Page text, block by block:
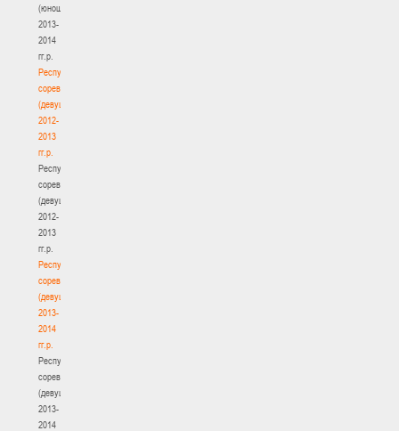
(юноши)
2013-
2014
гг.р.
Республиканские
соревнования
(девушки)
2012-
2013
гг.р.
Республиканские
соревнования
(девушки)
2012-
2013
гг.р.
Республиканские
соревнования
(девушки)
2013-
2014
гг.р.
Республиканские
соревнования
(девушки)
2013-
2014